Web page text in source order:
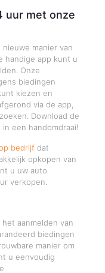
uur met onze
manier van
handige app kunt u
Onze
biedingen
kiezen en
via de app,
Download de
een handomdraai!
bedrijfdat
opkopen van
u uw auto
verkopen.
aanmelden van
biedingen
manier om
u eenvoudig